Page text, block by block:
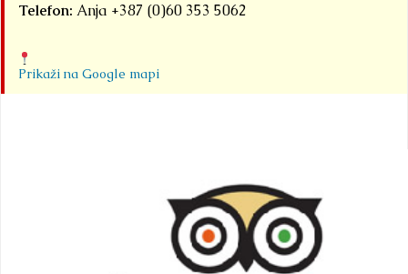
Telefon: Anja +387 (0)60 353 5062
Prikaži na Google mapi